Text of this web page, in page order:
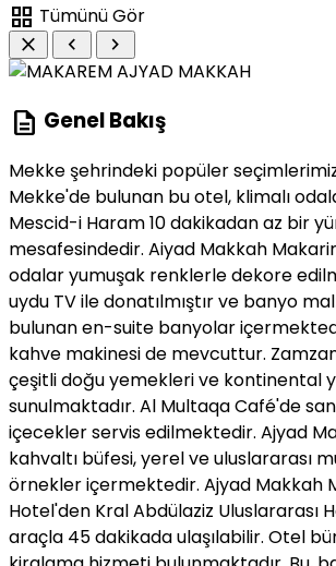
grid_view Tümünü Gör
close chevron_left chevron_right
description Genel Bakış
Mekke şehrindeki popüler
Mekke'de bulunan bu otel, klimalı
Mescid-i Haram 10 dakikadan az bir
mesafesindedir. Aiyad Makkah
odalar yumuşak renklerle dekore
uydu TV ile donatılmıştır ve banyo
bulunan en-suite banyolar
kahve makinesi de mevcuttur.
çeşitli doğu yemekleri ve kontinental
sunulmaktadır. Al Multaqa Café'de
içecekler servis edilmektedir. Ajyad
kahvaltı büfesi, yerel ve uluslararası
örnekler içermektedir. Ajyad Makkah
Hotel'den Kral Abdülaziz Uluslararası
araçla 45 dakikada ulaşılabilir. Otel